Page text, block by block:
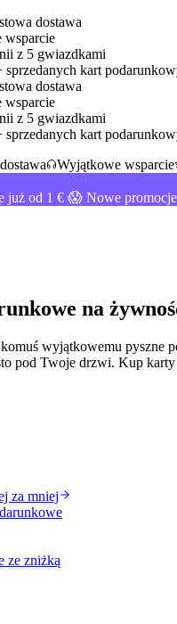
dostawa
wsparcie
z 5 gwiazdkami
sprzedanych kart
dostawa
wsparcie
z 5 gwiazdkami
sprzedanych kart
Wyjątkowe wsparcie
już od 1 € 😱 Nowe
na
wyjątkowemu pyszne
pod Twoje drzwi. Kup
za mniej
ze zniżką